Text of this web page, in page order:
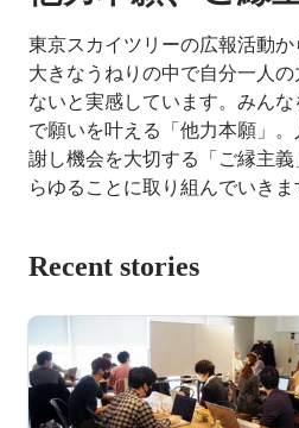
東京スカイツリーの広報活動か
大きなうねりの中で自分一人
ないと実感しています。みん
で願いを叶える「他力本願」
謝し機会を大切する「ご縁主
らゆることに取り組んでいきま
Recent stories